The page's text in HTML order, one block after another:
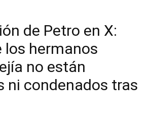
de Petro en X:
los hermanos
no están
ni condenados tras